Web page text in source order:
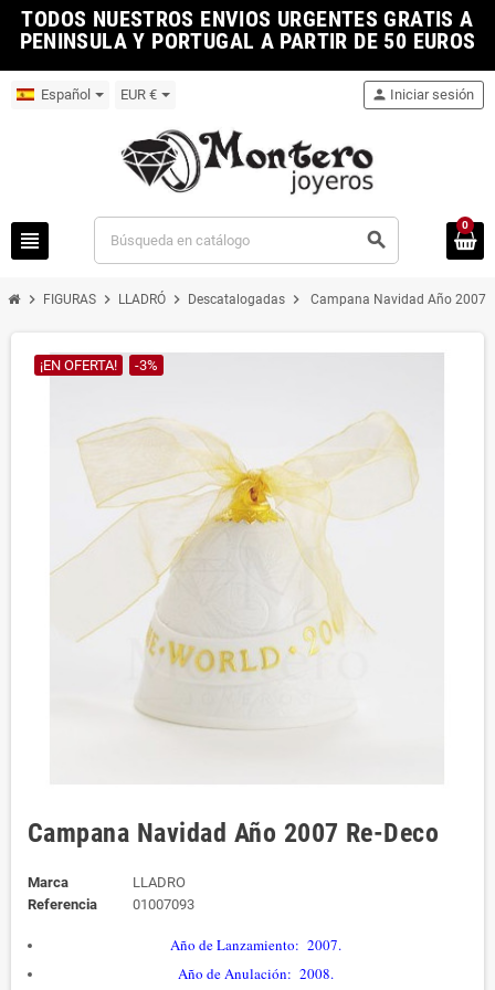
TODOS NUESTROS ENVIOS URGENTES GRATIS A
PENINSULA Y PORTUGAL A PARTIR DE 50 EUROS
Español EUR €
view_headline search
person Iniciar sesión
0
chevron_right FIGURAS chevron_right LLADRÓ chevron_right Descatalogadas chevron_right Campana Navidad Año 2007
¡EN OFERTA! -3%
Campana Navidad Año 2007 Re-Deco
Marca
LLADRO
Referencia
01007093
Año de Lanzamiento: 2007.
Año de Anulación: 2008.